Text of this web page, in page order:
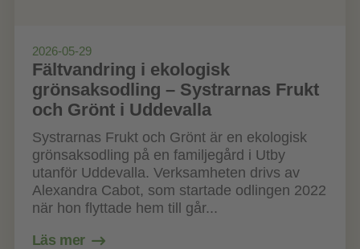
2026-05-29
Fältvandring i ekologisk
grönsaksodling – Systrarnas Frukt
och Grönt i Uddevalla
Systrarnas Frukt och Grönt är en ekologisk
grönsaksodling på en familjegård i Utby
utanför Uddevalla. Verksamheten drivs av
Alexandra Cabot, som startade odlingen 2022
när hon flyttade hem till går...
Läs mer